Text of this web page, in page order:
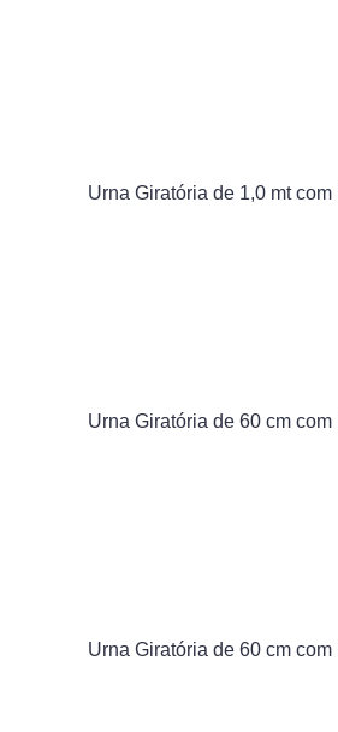
Urna Giratória de 1,0 mt
Urna Giratória de 60 cm
Urna Giratória de 60 cm